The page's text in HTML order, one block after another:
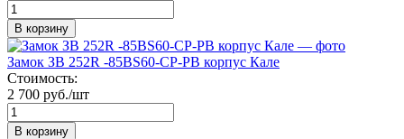
В корзину
Замок ЗВ 252R -85ВS60-CP-PB корпус Кале
Стоимость:
2 700 руб./шт
В корзину